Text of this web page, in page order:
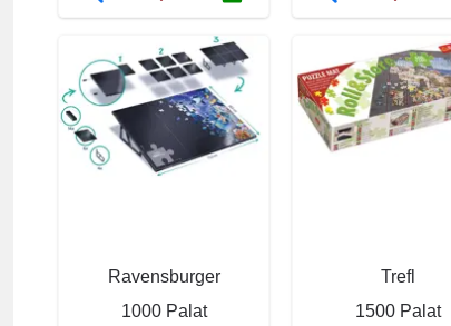
Ravensburger
1000 Palat
Trefl
1500 Palat